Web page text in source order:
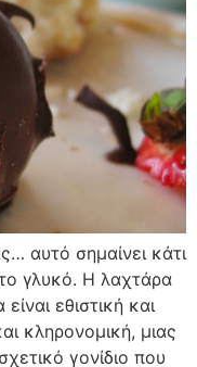
αυτό σημαίνει κάτι
γλυκό. Η λαχτάρα
εθιστική και
κληρονομική, μιας
γονίδιο που